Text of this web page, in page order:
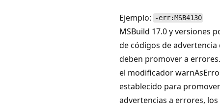
Ejemplo: -err:MSB4130
MSBuild 17.0 y versiones
de códigos de advertencia
deben promover a
el modificador
establecido para
advertencias a errores,